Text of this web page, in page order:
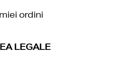
ordini
LEGALE